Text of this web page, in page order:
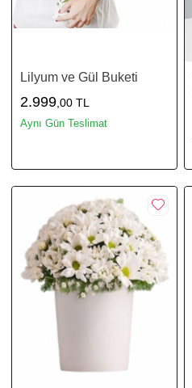
Lilyum ve Gül Buketi
2.999,00 TL
Aynı Gün Teslimat